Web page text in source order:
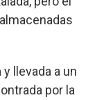
y llevada a un
por la